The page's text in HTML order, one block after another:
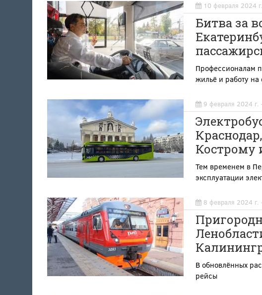
10 февраля 2024
Битва за
Профессионалам
жильё и работу
9 февраля 2024
Кострому
Тем временем в
эксплуатации
8 февраля 2024
В обновлённых
рейсы